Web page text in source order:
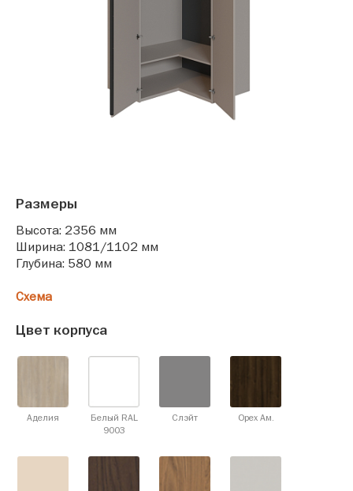
Размеры
Высота: 2356 мм
Ширина: 1081/1102 мм
Глубина: 580 мм
Схема
Цвет корпуса
Аделия
Белый RAL
9003
Слэйт Орех Ам.